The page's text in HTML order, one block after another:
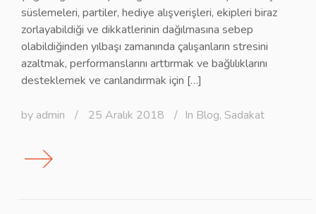
süslemeleri, partiler, hediye alışverişleri, ekipleri biraz
zorlayabildiği ve dikkatlerinin dağılmasına sebep
olabildiğinden yılbaşı zamanında çalışanların stresini
azaltmak, performanslarını arttırmak ve bağlılıklarını
desteklemek ve canlandırmak için […]
by admin / 25 Aralık 2018 / In Blog, Sadakat